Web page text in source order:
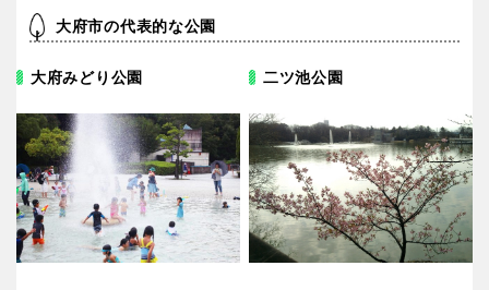
岡山 広島
香川 愛媛
高知
大府市の代表的な公園
大府みどり公園 二ツ池公園